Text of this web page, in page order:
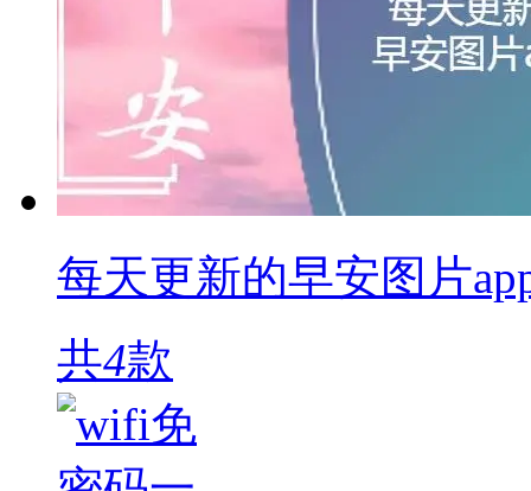
每天更新的早安图片
共4款